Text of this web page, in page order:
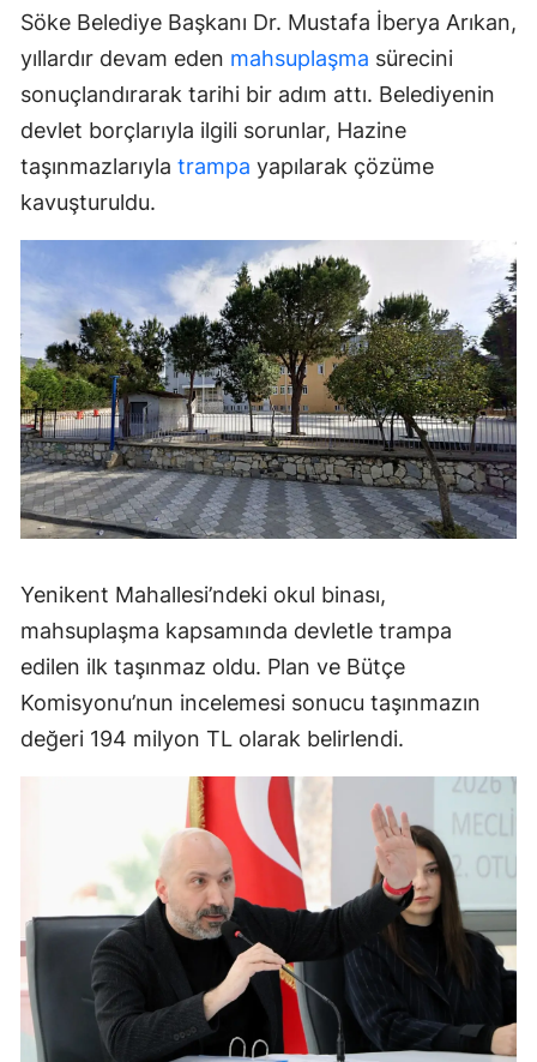
Söke Belediye Başkanı Dr. Mustafa İberya Arıkan,
yıllardır devam eden mahsuplaşma sürecini
sonuçlandırarak tarihi bir adım attı. Belediyenin
devlet borçlarıyla ilgili sorunlar, Hazine
taşınmazlarıyla trampa yapılarak çözüme
kavuşturuldu.
Yenikent Mahallesi’ndeki okul binası,
mahsuplaşma kapsamında devletle trampa
edilen ilk taşınmaz oldu. Plan ve Bütçe
Komisyonu’nun incelemesi sonucu taşınmazın
değeri 194 milyon TL olarak belirlendi.